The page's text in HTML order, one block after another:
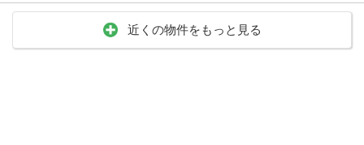
近くの物件をもっと見る